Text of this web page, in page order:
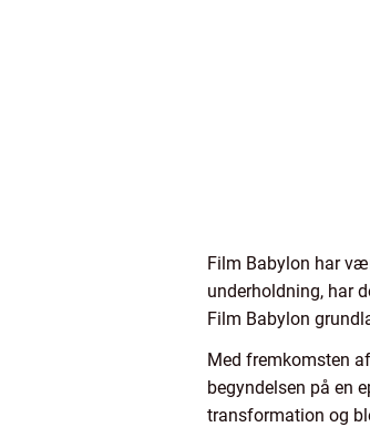
Film Babylon har
underholdning, har
Film Babylon
Med fremkomsten
begyndelsen på en
transformation og